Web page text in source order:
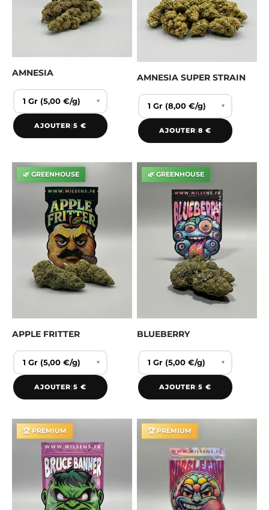
AMNESIA
▾
AJOUTER|5 €
AMNESIA SUPER STRAIN
▾
AJOUTER|8 €
🌿 GREENHOUSE
APPLE FRITTER
▾
AJOUTER|5 €
🌿 GREENHOUSE
BLUEBERRY
▾
AJOUTER|5 €
🏆 PREMIUM 🏆 PREMIUM